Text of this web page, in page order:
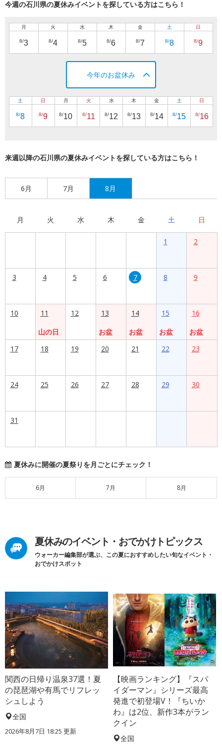
今週の石川県の夏休みイベントを探している方はこちら！
月
8/3
火
8/4
水
8/5
木
8/6
金
8/7
土
8/8
日
8/9
今年のお盆休み
土
8/8
日
8/9
月
8/10
火
8/11
水
8/12
木
8/13
金
8/14
土
8/15
日
8/16
来週以降の石川県の夏休みイベントを探している方はこちら！
6月 7月 8月
月 火 水 木 金 土 日
1 2
3 4 5 6 7 8 9
10
11
山の日
12
13
お盆
14
お盆
15
お盆
16
お盆
17
18 19 20 21 22 23
24 25 26 27 28 29 30
31
夏休みに開催の夏祭りを月ごとにチェック！
6月 7月 8月
夏休みのイベント・おでかけトピックス
ウォーカー編集部が選ぶ、この夏におすすめしたい旬なイベント・
おでかけスポット
関西の日帰り温泉37選！夏
の琵琶湖や有馬でリフレッ
シュしよう
全国
2026年8月7日 18:25 更新
【映画ランキング】『スパ
イダーマン』シリーズ最高
発進で初登場V！『ちいか
わ』は2位、新作3本がラン
クイン
全国